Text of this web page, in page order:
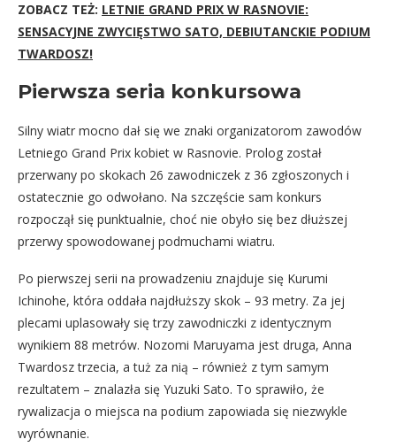
ZOBACZ TEŻ: LETNIE GRAND PRIX W RASNOVIE:
SENSACYJNE ZWYCIĘSTWO SATO, DEBIUTANCKIE PODIUM
TWARDOSZ!
Pierwsza seria konkursowa
Silny wiatr mocno dał się we znaki organizatorom zawodów
Letniego Grand Prix kobiet w Rasnovie. Prolog został
przerwany po skokach 26 zawodniczek z 36 zgłoszonych i
ostatecznie go odwołano. Na szczęście sam konkurs
rozpoczął się punktualnie, choć nie obyło się bez dłuższej
przerwy spowodowanej podmuchami wiatru.
Po pierwszej serii na prowadzeniu znajduje się Kurumi
Ichinohe, która oddała najdłuższy skok – 93 metry. Za jej
plecami uplasowały się trzy zawodniczki z identycznym
wynikiem 88 metrów. Nozomi Maruyama jest druga, Anna
Twardosz trzecia, a tuż za nią – również z tym samym
rezultatem – znalazła się Yuzuki Sato. To sprawiło, że
rywalizacja o miejsca na podium zapowiada się niezwykle
wyrównanie.